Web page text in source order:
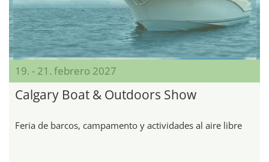
19. - 21. febrero 2027
Calgary Boat & Outdoors Show
Feria de barcos, campamento y actividades al aire libre